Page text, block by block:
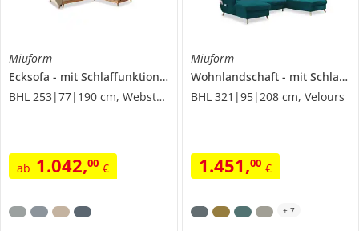
Miuform
Ecksofa
mit Schlaffunktion
Dazzling Daisy
BHL 253|77|190 cm, Webstoff
ab 1.042,00 €
Miuform
Wohnlandschaft
mit Schlaffunktion
BHL 321|95|208 cm, Velours
1.451,00 €
+ 7